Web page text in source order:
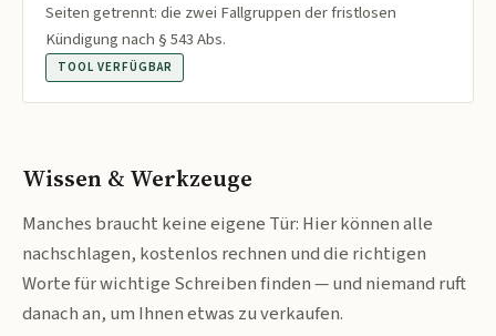
Seiten getrennt: die zwei Fallgruppen der fristlosen
Kündigung nach § 543 Abs.
TOOL VERFÜGBAR
Wissen & Werkzeuge
Manches braucht keine eigene Tür: Hier können alle
nachschlagen, kostenlos rechnen und die richtigen
Worte für wichtige Schreiben finden — und niemand ruft
danach an, um Ihnen etwas zu verkaufen.